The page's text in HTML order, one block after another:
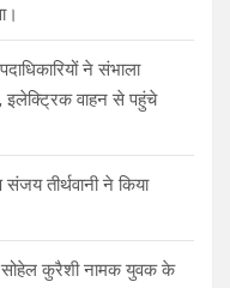
ने संभाला
इलेक्ट्रिक वाहन से पहुंचे
संजय तीर्थवानी ने किया
सोहेल कुरैशी नामक युवक के